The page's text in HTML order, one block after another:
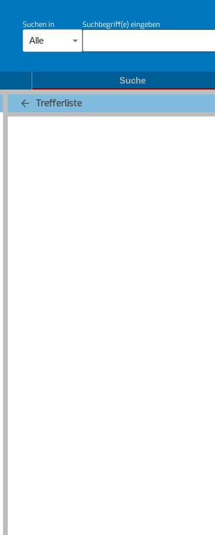
Suchen in
Alle
Suchbegriff(e) eingeben
Suche
Trefferliste